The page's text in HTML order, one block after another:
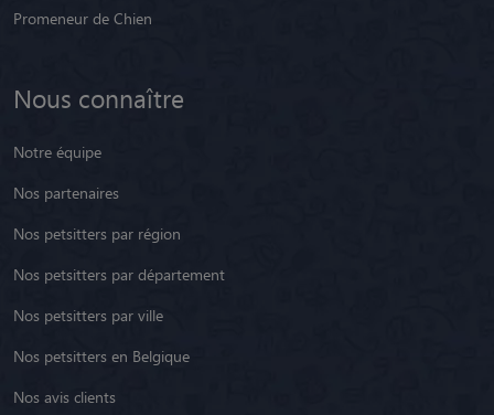
Promeneur de Chien
Nous connaître
Notre équipe
Nos partenaires
Nos petsitters par région
Nos petsitters par département
Nos petsitters par ville
Nos petsitters en Belgique
Nos avis clients